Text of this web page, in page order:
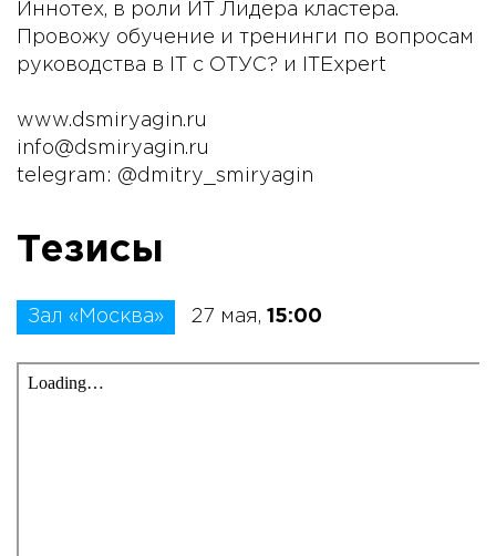
Иннотех, в роли ИТ Лидера кластера.
Провожу обучение и тренинги по вопросам
руководства в IT с ОТУС? и ITExpert
www.dsmiryagin.ru
info@dsmiryagin.ru
telegram: @dmitry_smiryagin
Тезисы
Зал «Москва» 27 мая, 15:00